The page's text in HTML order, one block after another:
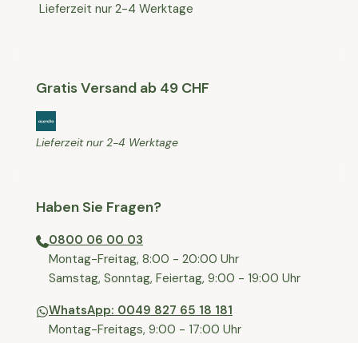
Lieferzeit nur 2-4 Werktage
Gratis Versand ab 49 CHF
Lieferzeit nur 2-4 Werktage
Haben Sie Fragen?
0800 06 00 03
⁠Montag-Freitag, 8:00 - 20:00 Uhr
⁠Samstag, Sonntag, Feiertag, 9:00 - 19:00 Uhr
WhatsApp: 0049 827 65 18 181
Montag-Freitags, 9:00 - 17:00 Uhr